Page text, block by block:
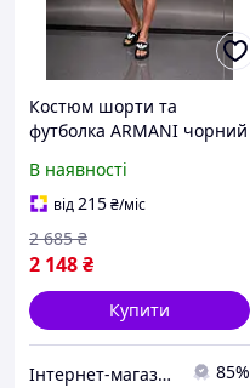
Костюм шорти та
футболка ARMANI чорний
активного відпочинку та
повсякденного носіння
В наявності
від215₴/міс
2 148₴
2 685 ₴
Купити
Інтернет-магазин SALE TOOLS 85%